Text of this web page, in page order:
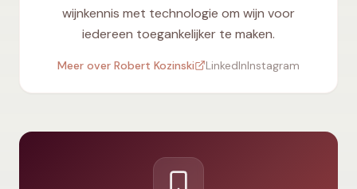
wijnkennis met technologie om wijn voor
iedereen toegankelijker te maken.
Meer over Robert Kozinski LinkedInInstagram